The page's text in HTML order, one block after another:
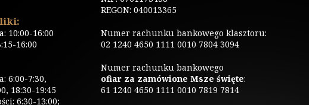
10:00-16:00
16:00
6:00-7:30,
18:30-19:45
6:30-13:00;
REGON: 040013365
Numer rachunku bankowego klasztoru:
02 1240 4650 1111 0010 7804 3094
Numer rachunku bankowego
ofiar za zamówione Msze święte:
61 1240 4650 1111 0010 7819 7814